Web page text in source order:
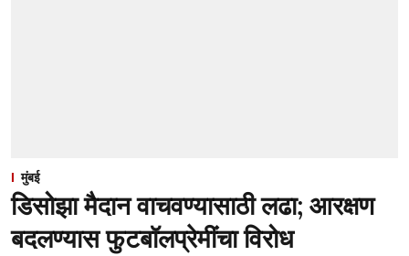
मुंबई
डिसोझा मैदान वाचवण्यासाठी लढा; आरक्षण
बदलण्यास फुटबॉलप्रेमींचा विरोध